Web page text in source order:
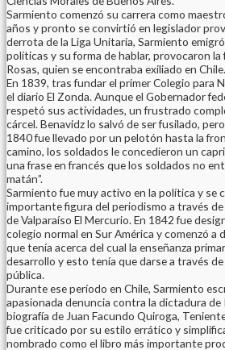
Sarmiento comenzó su carrera como
años y pronto se convirtió en legislador
derrota de la Liga Unitaria, Sarmiento
políticas y su forma de hablar, provocaron la
Rosas, quien se encontraba exiliado en Chile.
En 1839, tras fundar el primer Colegio para
el diario El Zonda. Aunque el Gobernador
respetó sus actividades, un frustrado
cárcel. Benavidz lo salvó de ser fusilado,
1840 fue llevado por un pelotón hasta la
camino, los soldados le concedieron un
una frase en francés que los soldados no
matán”.
Sarmiento fue muy activo en la política y se
importante figura del periodismo a través
de Valparaíso El Mercurio. En 1842 fue
colegio normal en Sur América y comenzó a
que tenía acerca del cual la enseñanza
desarrollo y esto tenía que darse a través
pública.
Durante ese período en Chile, Sarmiento
apasionada denuncia contra la dictadura de
biografía de Juan Facundo Quiroga,
fue criticado por su estilo errático y
nombrado como el libro más importante